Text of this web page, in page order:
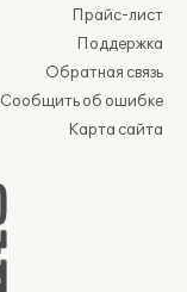
Прайс-лист
Поддержка
Обратная связь
Сообщить об ошибке
Карта сайта